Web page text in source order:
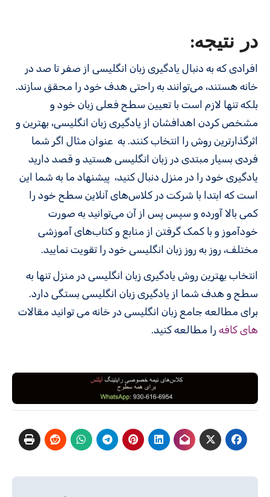
در نتیجه:
افرادی که به دنبال یادگیری زبان انگلیسی از صفر تا صد در
خانه هستند، می‌توانند به راحتی هدف خود را محقق سازند.
بلکه تنها لازم است با تعیین سطح فعلی زبان خود و
مشخص کردن اهدافشان از یادگیری زبان انگلیسی، بهترین و
اثرگذارترین روش را انتخاب کنند. به عنوان مثال اگر شما
فردی بسیار مبتدی در زبان انگلیسی هستید و قصد دارید
یادگیری خود را در منزل دنبال کنید، پیشنهاد ما به شما این
است که ابتدا با شرکت در کلاس‌های آنلاین سطح خود را
کمی بالا آورده و سپس پس از آن می‌توانید به صورت
خودآموز و با کمک گرفتن از منابع و کتاب‌های آموزشی
مختلف، روز به روز زبان انگلیسی خود را تقویت نمایید.
انتخاب بهترین روش یادگیری زبان انگلیسی در منزل تنها به
سطح و هدف شما از یادگیری زبان انگلیسی بستگی دارد.
برای مطالعه جامع زبان انگلیسی در خانه می توانید مقالات
های کافه را مطالعه کنید.